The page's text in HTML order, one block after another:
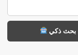
بحث ذكي